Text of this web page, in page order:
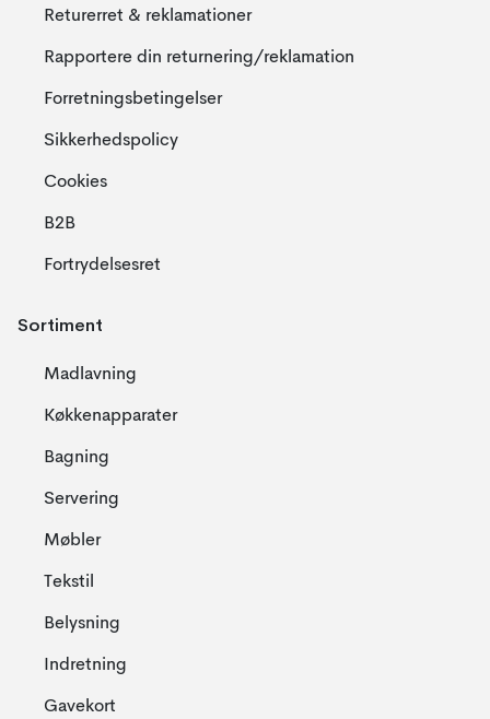
Returerret & reklamationer
Rapportere din returnering/reklamation
Forretningsbetingelser
Sikkerhedspolicy
Cookies
B2B
Fortrydelsesret
Sortiment
Madlavning
Køkkenapparater
Bagning
Servering
Møbler
Tekstil
Belysning
Indretning
Gavekort